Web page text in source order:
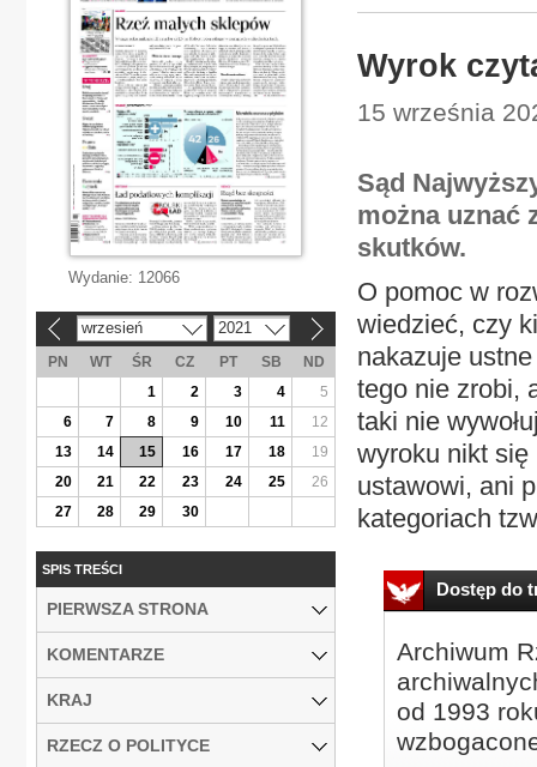
Wyrok
15 września
Sąd
można uznać
skutków.
O pomoc w
wiedzieć, czy
nakazuje
tego nie zrobi,
taki nie
wyroku nikt się
ustawowi, ani
kategoriach
Dostęp do
Archiwum
od 1993
Wydanie: 12066
wrzesień 2021
PN WT ŚR CZ PT SB
ND
1
2 3 4
5
6
7 8 9 10 11
12
13
14 15 16 17 18
19
20
21 22 23 24 25
26
27
28 29 30
SPIS TREŚCI
PIERWSZA STRONA
KOMENTARZE
KRAJ
RZECZ O POLITYCE